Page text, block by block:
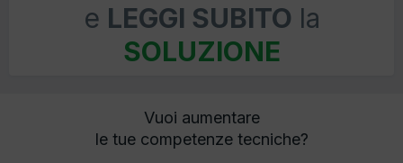
e LEGGI SUBITO la
SOLUZIONE
Vuoi aumentare
le tue competenze tecniche?